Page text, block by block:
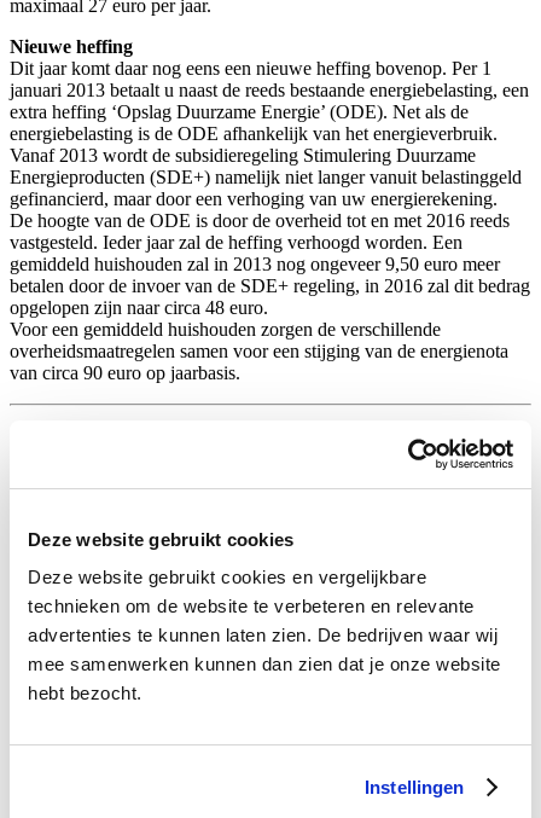
Deze website gebruikt cookies
Deze website gebruikt cookies en vergelijkbare
technieken om de website te verbeteren en relevante
advertenties te kunnen laten zien. De bedrijven waar wij
mee samenwerken kunnen dan zien dat je onze website
hebt bezocht.
Instellingen
maximaal 27 euro per jaar.
Nieuwe heffing
Dit jaar komt daar nog eens een nieuwe heffing bovenop. Per 1
januari 2013 betaalt u naast de reeds bestaande energiebelasting, een
extra heffing ‘Opslag Duurzame Energie’ (ODE). Net als de
energiebelasting is de ODE afhankelijk van het energieverbruik.
Vanaf 2013 wordt de subsidieregeling Stimulering Duurzame
Energieproducten (SDE+) namelijk niet langer vanuit belastinggeld
gefinancierd, maar door een verhoging van uw energierekening.
De hoogte van de ODE is door de overheid tot en met 2016 reeds
vastgesteld. Ieder jaar zal de heffing verhoogd worden. Een
gemiddeld huishouden zal in 2013 nog ongeveer 9,50 euro meer
betalen door de invoer van de SDE+ regeling, in 2016 zal dit bedrag
opgelopen zijn naar circa 48 euro.
Voor een gemiddeld huishouden zorgen de verschillende
overheidsmaatregelen samen voor een stijging van de energienota
van circa 90 euro op jaarbasis.
Categories
Algemeen
Blogroll